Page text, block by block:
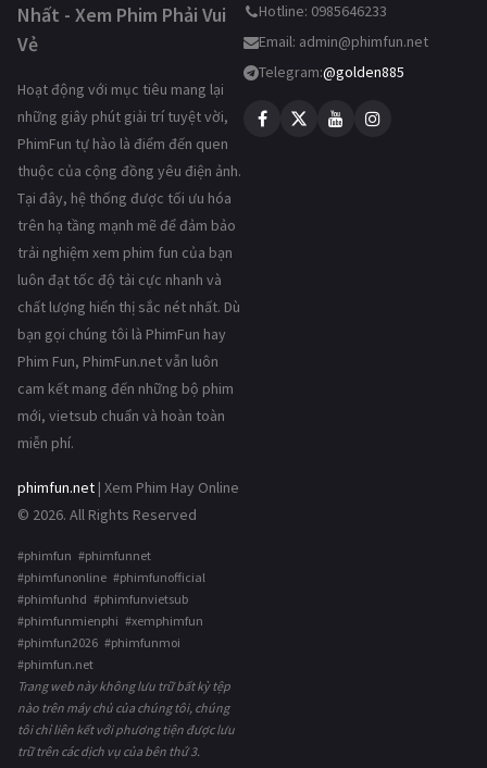
Nhất - Xem Phim Phải Vui
Vẻ
Hoạt động với mục tiêu mang lại
những giây phút giải trí tuyệt vời,
PhimFun tự hào là điểm đến quen
thuộc của cộng đồng yêu điện ảnh.
Tại đây, hệ thống được tối ưu hóa
trên hạ tầng mạnh mẽ để đảm bảo
trải nghiệm xem phim fun của bạn
luôn đạt tốc độ tải cực nhanh và
chất lượng hiển thị sắc nét nhất. Dù
bạn gọi chúng tôi là PhimFun hay
Phim Fun, PhimFun.net vẫn luôn
cam kết mang đến những bộ phim
mới, vietsub chuẩn và hoàn toàn
miễn phí.
phimfun.net | Xem Phim Hay Online
© 2026. All Rights Reserved
#phimfun #phimfunnet
#phimfunonline #phimfunofficial
#phimfunhd #phimfunvietsub
#phimfunmienphi #xemphimfun
#phimfun2026 #phimfunmoi
#phimfun.net
Trang web này không lưu trữ bất kỳ tệp
nào trên máy chủ của chúng tôi, chúng
tôi chỉ liên kết với phương tiện được lưu
trữ trên các dịch vụ của bên thứ 3.
Hotline: 0985646233
Email: admin@phimfun.net
Telegram:@golden885